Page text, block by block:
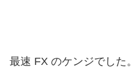
最速 FX のケンジでした。